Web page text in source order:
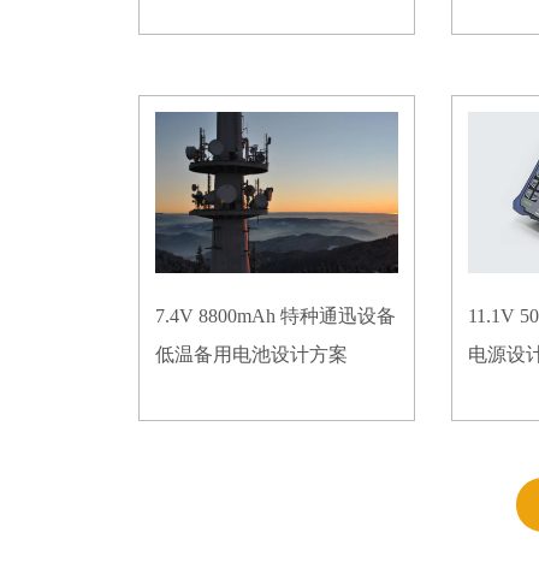
7.4V 8800mAh 特种通迅设备
低温备用电池设计方案
11.1V
电源设